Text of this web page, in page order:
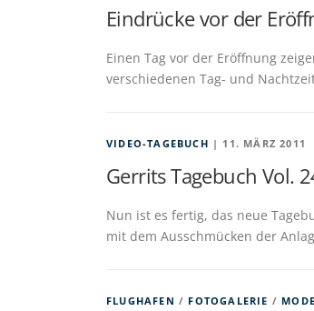
Eindrücke vor der
Einen Tag vor der Eröffnung
verschiedenen Tag- und
VIDEO-TAGEBUCH | 11. MÄRZ 2011
Gerrits Tagebuch Vol.
Nun ist es fertig, das neue
mit dem Ausschmücken der
FLUGHAFEN / FOTOGALERIE /